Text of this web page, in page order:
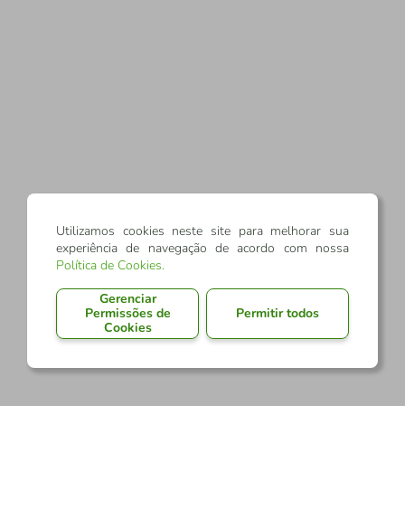
Utilizamos cookies neste site para melhorar sua
experiência de navegação de acordo com nossa
Política de Cookies.
Gerenciar
Permissões de
Cookies
Permitir todos